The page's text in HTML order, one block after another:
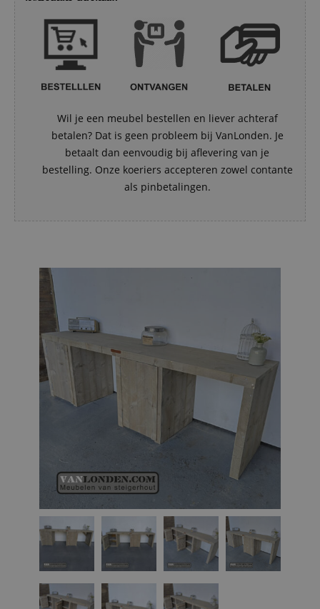
Wil je een meubel bestellen en liever achteraf
betalen? Dat is geen probleem bij VanLonden. Je
betaalt dan eenvoudig bij aflevering van je
bestelling. Onze koeriers accepteren zowel contante
als pinbetalingen.